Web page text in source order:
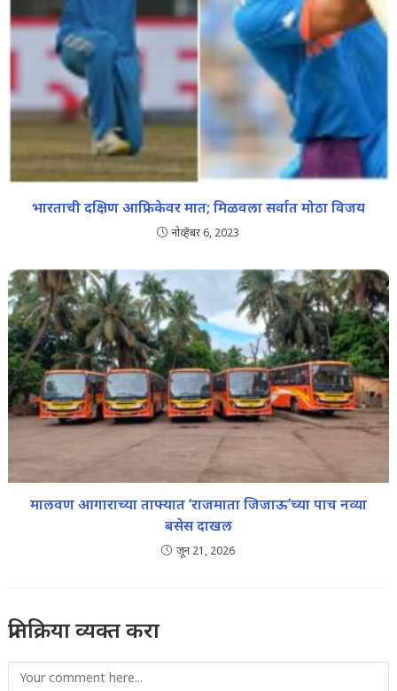
भारताची दक्षिण आफ्रिकेवर मात; मिळवला सर्वात मोठा विजय
नोव्हेंबर 6, 2023
मालवण आगाराच्या ताफ्यात ‘राजमाता जिजाऊ’च्या पाच नव्या
बसेस दाखल
जून 21, 2026
प्रतिक्रिया व्यक्त करा
Comment